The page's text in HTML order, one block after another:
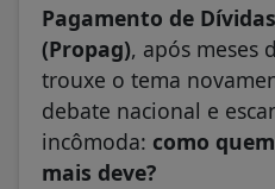
Pagamento de
(Propag), após meses
trouxe o tema
debate nacional e
incômoda: como
mais deve?